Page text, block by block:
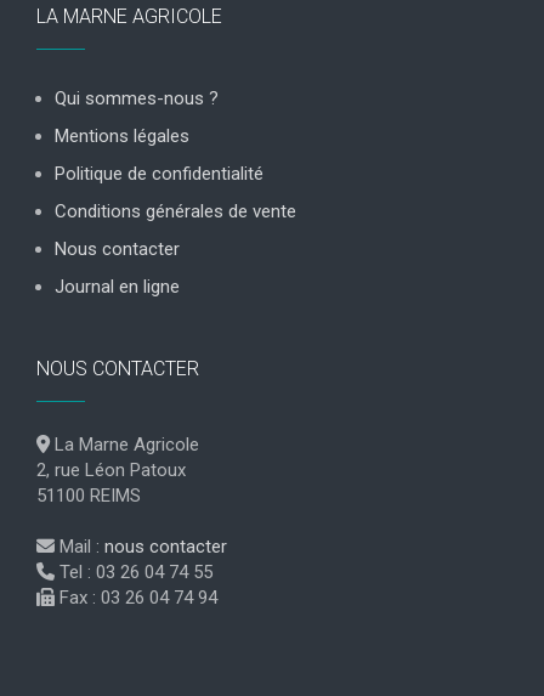
LA MARNE AGRICOLE
Qui sommes-nous ?
Mentions légales
Politique de confidentialité
Conditions générales de vente
Nous contacter
Journal en ligne
NOUS CONTACTER
La Marne Agricole
2, rue Léon Patoux
51100 REIMS
Mail : nous contacter
Tel : 03 26 04 74 55
Fax : 03 26 04 74 94